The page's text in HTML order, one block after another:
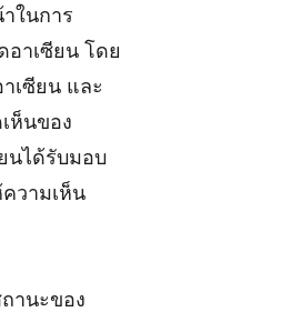
ในการ
าเซียน โดย
เซียน และ
ห็นของ
นได้รับมอบ
วามเห็น
านะของ